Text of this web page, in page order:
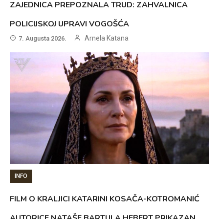
ZAJEDNICA PREPOZNALA TRUD: ZAHVALNICA
POLICIJSKOJ UPRAVI VOGOŠĆA
7. Augusta 2026. Arnela Katana
INFO
FILM O KRALJICI KATARINI KOSAČA-KOTROMANIĆ